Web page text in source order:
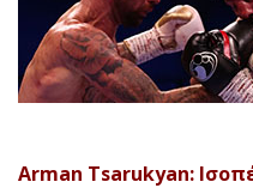
Arman Tsarukyan: